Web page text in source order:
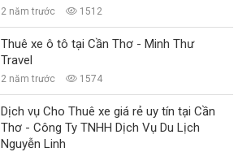
2 năm trước 1512
Thuê xe ô tô tại Cần Thơ - Minh Thư
Travel
2 năm trước 1574
Dịch vụ Cho Thuê xe giá rẻ uy tín tại Cần
Thơ - Công Ty TNHH Dịch Vụ Du Lịch
Nguyễn Linh